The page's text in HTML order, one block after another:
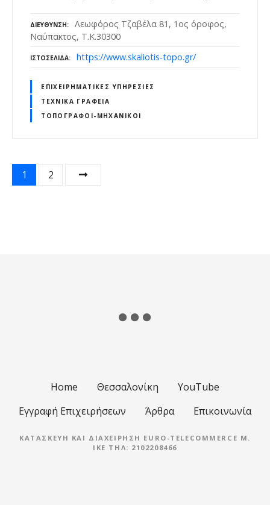
ΔΙΕΎΘΥΝΣΗ
Λεωφόρος Τζαβέλα 81, 1ος όροφος,
Ναύπακτος, Τ.Κ.30300
ΙΣΤΟΣΕΛΊΔΑ https://www.skaliotis-topo.gr/
ΕΠΙΧΕΙΡΗΜΑΤΙΚΈΣ ΥΠΗΡΕΣΊΕΣ
ΤΕΧΝΙΚΆ ΓΡΑΦΕΊΑ
ΤΟΠΟΓΡΆΦΟΙ-ΜΗΧΑΝΙΚΟΊ
Θ
γ
η
1 2
Home Θεσσαλονίκη
YouTube
Εγγραφή Επιχειρήσεων
Άρθρα Επικοινωνία
ΚΑΤΑΣΚΕΥΉ ΚΑΙ ΔΙΑΧΕΊΡΗΣΗ EURO-TELECOMMERCE M.
IKE ΤΗΛ: 2102208466